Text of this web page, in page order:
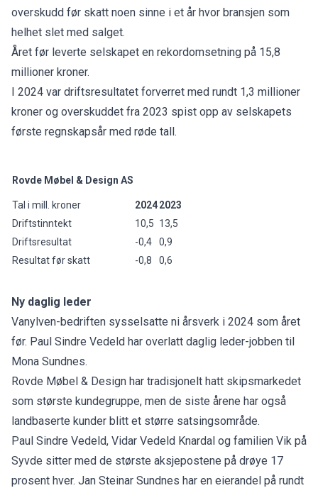
overskudd før skatt noen sinne i et år hvor bransjen som
helhet slet med salget.
Året før leverte selskapet en rekordomsetning på 15,8
millioner kroner.
I 2024 var driftsresultatet forverret med rundt 1,3 millioner
kroner og overskuddet fra 2023 spist opp av selskapets
første regnskapsår med røde tall.
Rovde Møbel & Design AS
Tal i mill. kroner 20242023
Driftstinntekt
10,5 13,5
Driftsresultat
-0,4
0,9
Resultat før skatt
-0,8 0,6
Ny daglig leder
Vanylven-bedriften sysselsatte ni årsverk i 2024 som året
før. Paul Sindre Vedeld har overlatt daglig leder-jobben til
Mona Sundnes.
Rovde Møbel & Design har tradisjonelt hatt skipsmarkedet
som største kundegruppe, men de siste årene har også
landbaserte kunder blitt et større satsingsområde.
Paul Sindre Vedeld, Vidar Vedeld Knardal og familien Vik på
Syvde sitter med de største aksjepostene på drøye 17
prosent hver. Jan Steinar Sundnes har en eierandel på rundt